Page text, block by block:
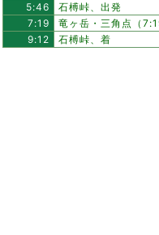
5:46
石榑峠、出発
7:19
竜ヶ岳・三角点（
9:12
石榑峠、着